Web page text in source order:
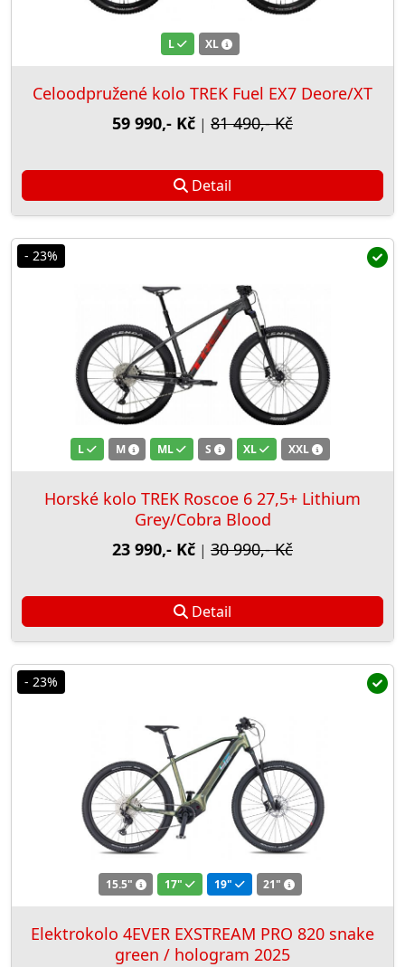
L XL
Celoodpružené kolo TREK Fuel EX7 Deore/XT
59 990,- Kč | 81 490,- Kč
Detail
- 23%
L M ML S XL XXL
Horské kolo TREK Roscoe 6 27,5+ Lithium
Grey/Cobra Blood
23 990,- Kč | 30 990,- Kč
Detail
- 23%
15.5" 17" 19" 21"
Elektrokolo 4EVER EXSTREAM PRO 820 snake
green / hologram 2025